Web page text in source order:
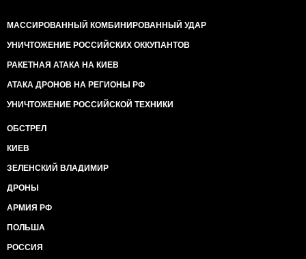
МАССИРОВАННЫЙ КОМБИНИРОВАННЫЙ УДАР
УНИЧТОЖЕНИЕ РОССИЙСКИХ ОККУПАНТОВ
РАКЕТНАЯ АТАКА НА КИЕВ
АТАКА ДРОНОВ НА РЕГИОНЫ РФ
УНИЧТОЖЕНИЕ РОССИЙСКОЙ ТЕХНИКИ
ОБСТРЕЛ
КИЕВ
ЗЕЛЕНСКИЙ ВЛАДИМИР
ДРОНЫ
АРМИЯ РФ
ПОЛЬША
РОССИЯ